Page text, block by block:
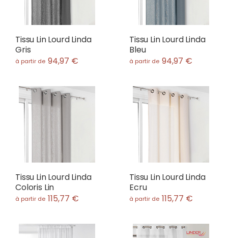
Tissu Lin Lourd Linda
Gris
à partir de 94,97 €
Tissu Lin Lourd Linda
Bleu
à partir de 94,97 €
Tissu Lin Lourd Linda
Coloris Lin
à partir de 115,77 €
Tissu Lin Lourd Linda
Ecru
à partir de 115,77 €